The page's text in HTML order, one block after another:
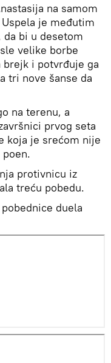
na samom
je međutim
bi u desetom
velike borbe
i potvrđuje ga
tri nove šanse da
na terenu, a
prvog seta
koja je srećom nije
protivnicu iz
treću pobedu.
duela